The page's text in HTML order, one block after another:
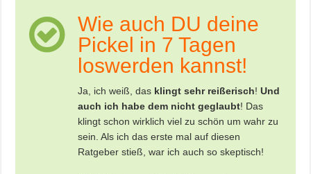
Wie auch DU deine
Pickel in 7 Tagen
loswerden kannst!
Ja, ich weiß, das klingt sehr reißerisch!Und
auch ich habe dem nicht geglaubt! Das
klingt schon wirklich viel zu schön um wahr zu
sein. Als ich das erste mal auf diesen
Ratgeber stieß, war ich auch so skeptisch!